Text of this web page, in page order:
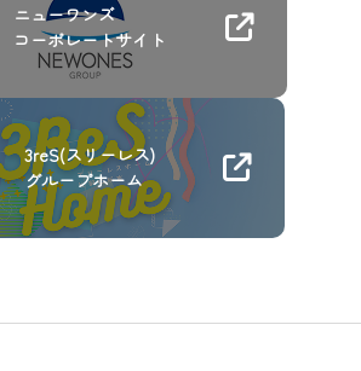
ニューワンズ
コーポレートサイト
3reS(スリーレス)
グループホーム